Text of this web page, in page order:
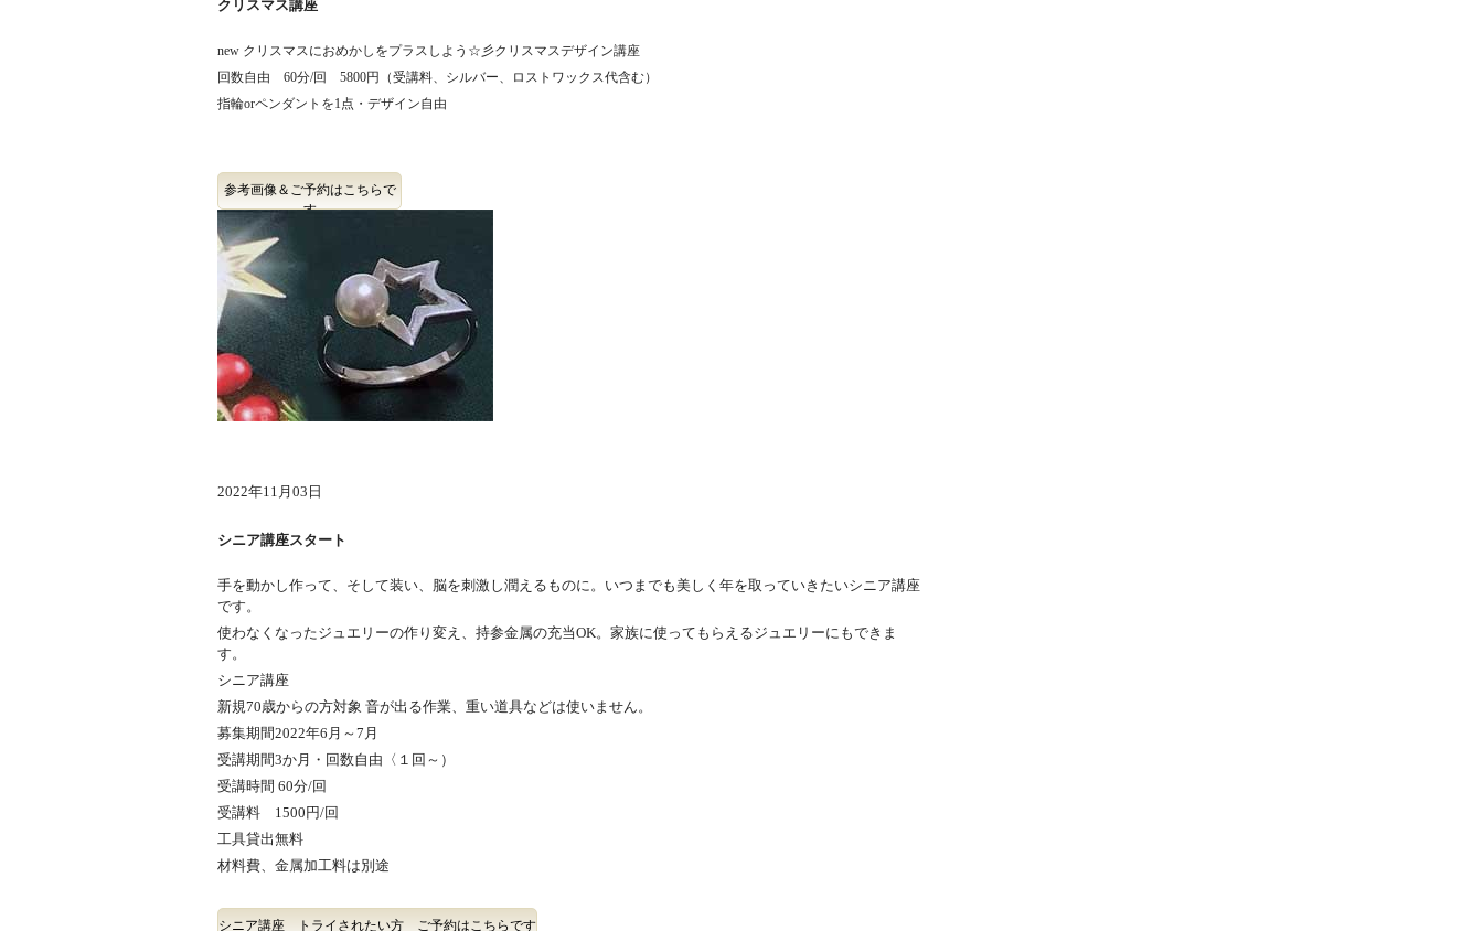
クリスマス講座
new クリスマスにおめかしをプラスしよう☆彡クリスマスデザイン講座
回数自由 60分/回 5800円（受講料、シルバー、ロストワックス代含む）
指輪orペンダントを1点・デザイン自由
参考画像＆ご予約はこちらで
す
2022年11月03日
シニア講座スタート
手を動かし作って、そして装い、脳を刺激し潤えるものに。いつまでも美しく年を取っていきたいシニア講座
です。
使わなくなったジュエリーの作り変え、持参金属の充当OK。家族に使ってもらえるジュエリーにもできま
す。
シニア講座
新規70歳からの方対象 音が出る作業、重い道具などは使いません。
募集期間2022年6月～7月
受講期間3か月・回数自由〈１回～）
受講時間 60分/回
受講料 1500円/回
工具貸出無料
材料費、金属加工料は別途
シニア講座 トライされたい方 ご予約はこちらです